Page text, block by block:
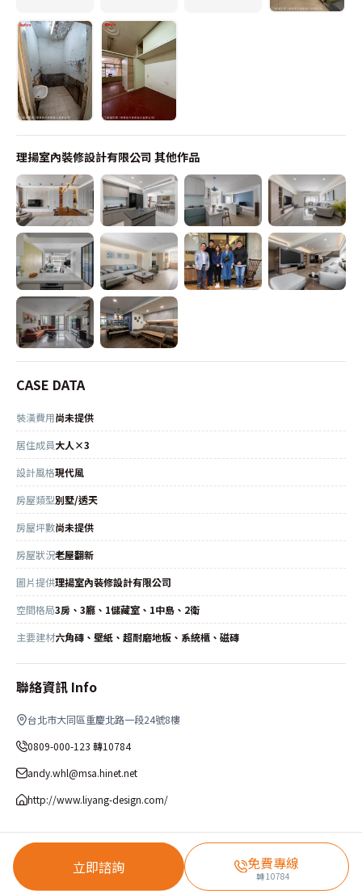
理揚室內裝修設計有限公司 其他作品
CASE DATA
裝潢費用尚未提供
居住成員大人×3
設計風格現代風
房屋類型別墅/透天
房屋坪數尚未提供
房屋狀況老屋翻新
圖片提供理揚室內裝修設計有限公司
空間格局3房、3廳、1儲藏室、1中島、2衛
主要建材六角磚、壁紙、超耐磨地板、系統櫃、磁磚
聯絡資訊 Info
台北市大同區重慶北路一段24號8樓
0809-000-123 轉10784
andy.whl@msa.hinet.net
http://www.liyang-design.com/
立即諮詢 免費專線
轉10784